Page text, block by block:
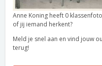
Anne Koning heeft 0
of jij iemand herkent?
Meld je snel aan en vind jouw
terug!